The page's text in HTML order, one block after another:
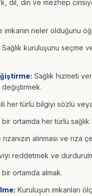
dil, din ve mezhep
imkanın neler olduğunu
Sağlık kuruluşunu seçme
Sağlık hizmeti
değiştirmek.
her türlü bilgiyi sözlü
ortamda her türlü sağlık
alınması ve
reddetmek ve
ortamda almak.
Kuruluşun imkanları